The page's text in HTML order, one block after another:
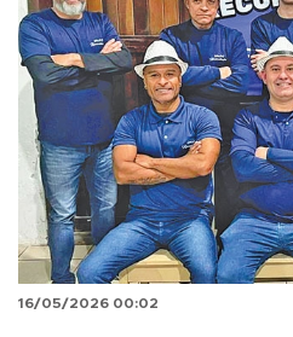
16/05/2026 00:02